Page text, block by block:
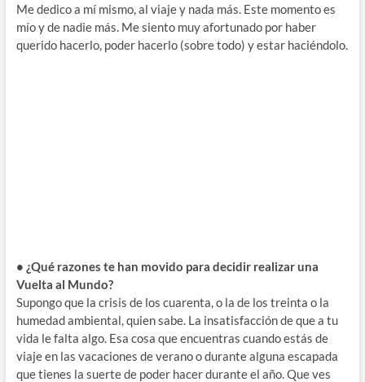
Me dedico a mí mismo, al viaje y nada más. Este momento es
mío y de nadie más. Me siento muy afortunado por haber
querido hacerlo, poder hacerlo (sobre todo) y estar haciéndolo.
• ¿Qué razones te han movido para decidir realizar una
Vuelta al Mundo?
Supongo que la crisis de los cuarenta, o la de los treinta o la
humedad ambiental, quien sabe. La insatisfacción de que a tu
vida le falta algo. Esa cosa que encuentras cuando estás de
viaje en las vacaciones de verano o durante alguna escapada
que tienes la suerte de poder hacer durante el año. Que ves